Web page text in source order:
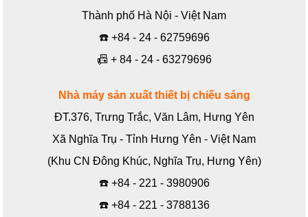
Thành phố Hà Nội - Việt Nam
☎️ +84 - 24 - 62759696
📠 + 84 - 24 - 63279696
Nhà máy sản xuất thiết bị chiếu sáng
ĐT.376, Trưng Trắc, Văn Lâm, Hưng Yên
Xã Nghĩa Trụ - Tỉnh Hưng Yên - Việt Nam
(Khu CN Đông Khúc, Nghĩa Trụ, Hưng Yên)
☎️ +84 - 221 - 3980906
☎️ +84 - 221 - 3788136